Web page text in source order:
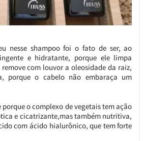
nesse shampoo foi o fato de ser, ao
e hidratante, porque ele limpa
com louvor a oleosidade da raiz,
porque o cabelo não embaraça um
porque o complexo de vegetais tem ação
e cicatrizante,mas também nutritiva,
com ácido hialurônico, que tem forte